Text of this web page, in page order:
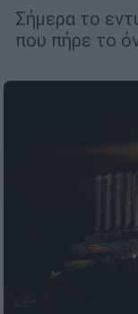
Σήμερα το
που πήρε το